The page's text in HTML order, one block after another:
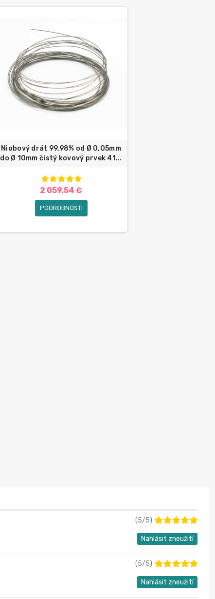
Niobový drát 99,98% od Ø 0,05mm
do Ø 10mm čistý kovový prvek 41...
2 059,54 €
PODROBNOSTI
(5/5)
Nahlásit zneužití
(5/5)
Nahlásit zneužití